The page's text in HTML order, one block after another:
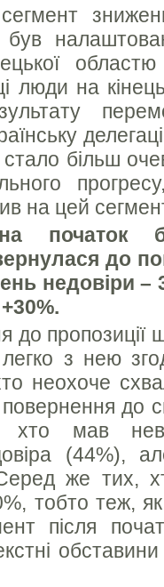
люди на
більш
на цей
початок
до
недовіри –
до пропозиції
з нею
неохоче
до
мав
(44%),
же тих,
тобто теж, як
після